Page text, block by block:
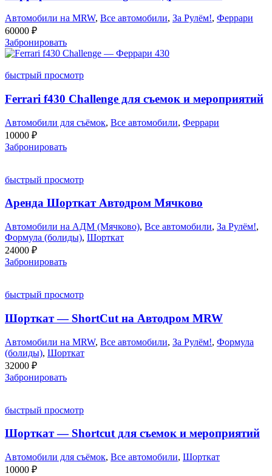
Автомобили на MRW, Все автомобили, За Рулём!, Феррари
60000 ₽
Забронировать
быстрый просмотр
Ferrari f430 Challenge для съемок и мероприятий
Автомобили для съёмок, Все автомобили, Феррари
10000 ₽
Забронировать
быстрый просмотр
Аренда Шорткат Автодром Мячково
Автомобили на АДМ (Мячково), Все автомобили, За Рулём!,
Формула (болиды), Шорткат
24000 ₽
Забронировать
быстрый просмотр
Шорткат — ShortCut на Автодром MRW
Автомобили на MRW, Все автомобили, За Рулём!, Формула
(болиды), Шорткат
32000 ₽
Забронировать
быстрый просмотр
Шорткат — Shortcut для съемок и мероприятий
Автомобили для съёмок, Все автомобили, Шорткат
10000 ₽